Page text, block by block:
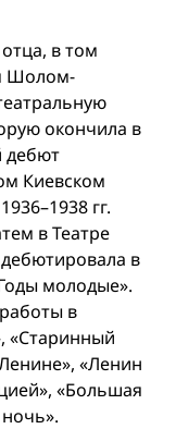
в том
Шолом-
окончила в
дебют
Киевском
гг.
в Театре
в
молодые».
в
«Старинный
«Ленин
«Большая